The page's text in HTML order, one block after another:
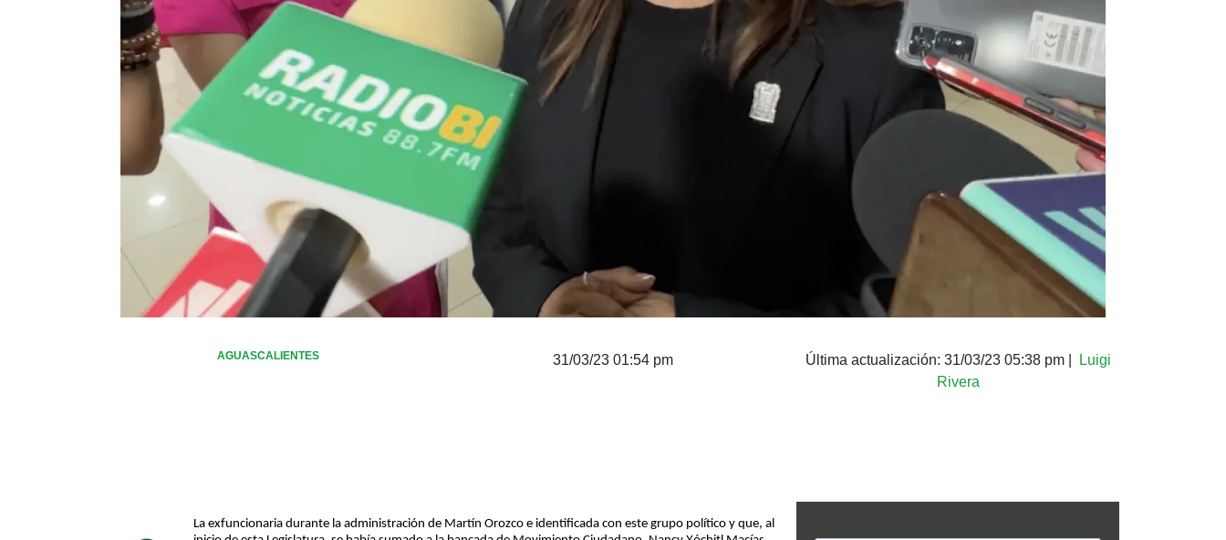
AGUASCALIENTES 31/03/23 01:54 pm Última actualización: 31/03/23 05:38 pm|
Luigi
Rivera
La exfuncionaria durante la administración de Martín Orozco e identificada con este grupo político y que, al